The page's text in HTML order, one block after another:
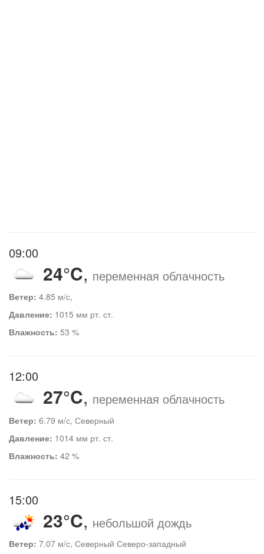
09:00
24°C, переменная облачность
Ветер: 4.85 м/с,
Давление: 1015 мм рт. ст.
Влажность: 53 %
12:00
27°C, переменная облачность
Ветер: 6.79 м/с, Северный
Давление: 1014 мм рт. ст.
Влажность: 42 %
15:00
23°C, небольшой дождь
Ветер: 7.07 м/с, Северный Северо-западный